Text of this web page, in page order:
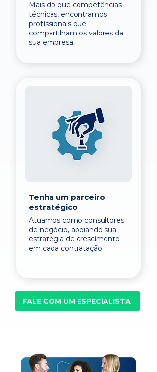
Mais do que competências
técnicas, encontramos
profissionais que
compartilham os valores da
sua empresa.
Tenha um parceiro
estratégico
Atuamos como consultores
de negócio, apoiando sua
estratégia de crescimento
em cada contratação.
FALE COM UM ESPECIALISTA